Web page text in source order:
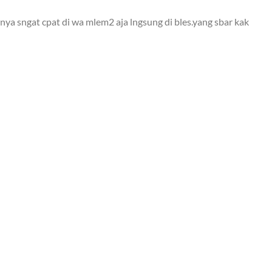
sngat cpat di wa mlem2 aja lngsung di bles.yang sbar kak